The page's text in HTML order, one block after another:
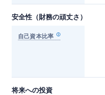
安全性（財務の頑丈さ）
自己資本比率
将来への投資